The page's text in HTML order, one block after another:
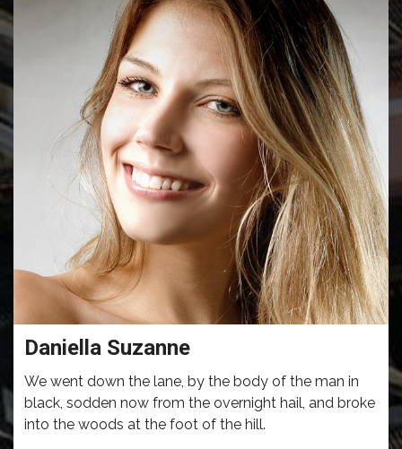
Daniella Suzanne
We went down the lane, by the body of the man in
black, sodden now from the overnight hail, and broke
into the woods at the foot of the hill.